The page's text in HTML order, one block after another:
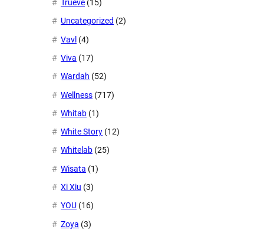
Trueve (15)
Uncategorized (2)
Vavl (4)
Viva (17)
Wardah (52)
Wellness (717)
Whitab (1)
White Story (12)
Whitelab (25)
Wisata (1)
Xi Xiu (3)
YOU (16)
Zoya (3)